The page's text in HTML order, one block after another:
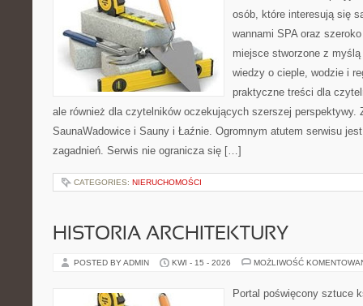
osób, które interesują się
wannami SPA oraz
miejsce stworzone z
wiedzy o cieple, wodzie i
praktyczne treści dla
ale również dla czytelników oczekujących szerszej perspektywy.
SaunaWadowice i Sauny i Łaźnie. Ogromnym atutem serwisu
zagadnień. Serwis nie ogranicza się […]
CATEGORIES: NIERUCHOMOŚCI
HISTORIA ARCHITEKTURY
POSTED BY ADMIN KWI - 15 - 2026 MOŻLIWOŚĆ
Portal poświęcony sztuce